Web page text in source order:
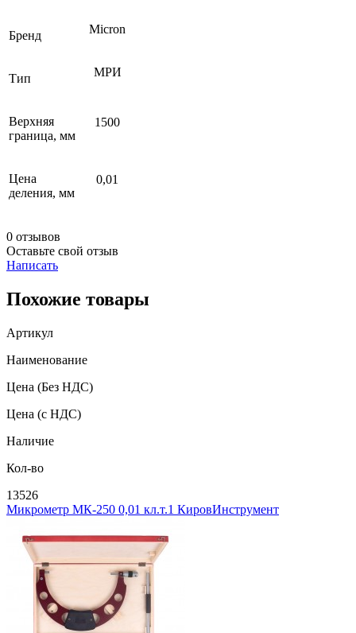
Бренд Micron
Тип МРИ
Верхняя
граница, мм
1500
Цена
деления, мм
0,01
0 отзывов
Оставьте свой отзыв
Написать
Похожие товары
Артикул
Наименование
Цена (Без НДС)
Цена (с НДС)
Наличие
Кол-во
13526
Микрометр МК-250 0,01 кл.т.1 КировИнструмент